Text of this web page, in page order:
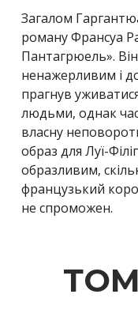
Загалом
роману Франсуа
Пантагрюель».
ненажерливим і
прагнув
людьми, однак
власну
образ для Луї-
образливим,
французький
не спроможен.